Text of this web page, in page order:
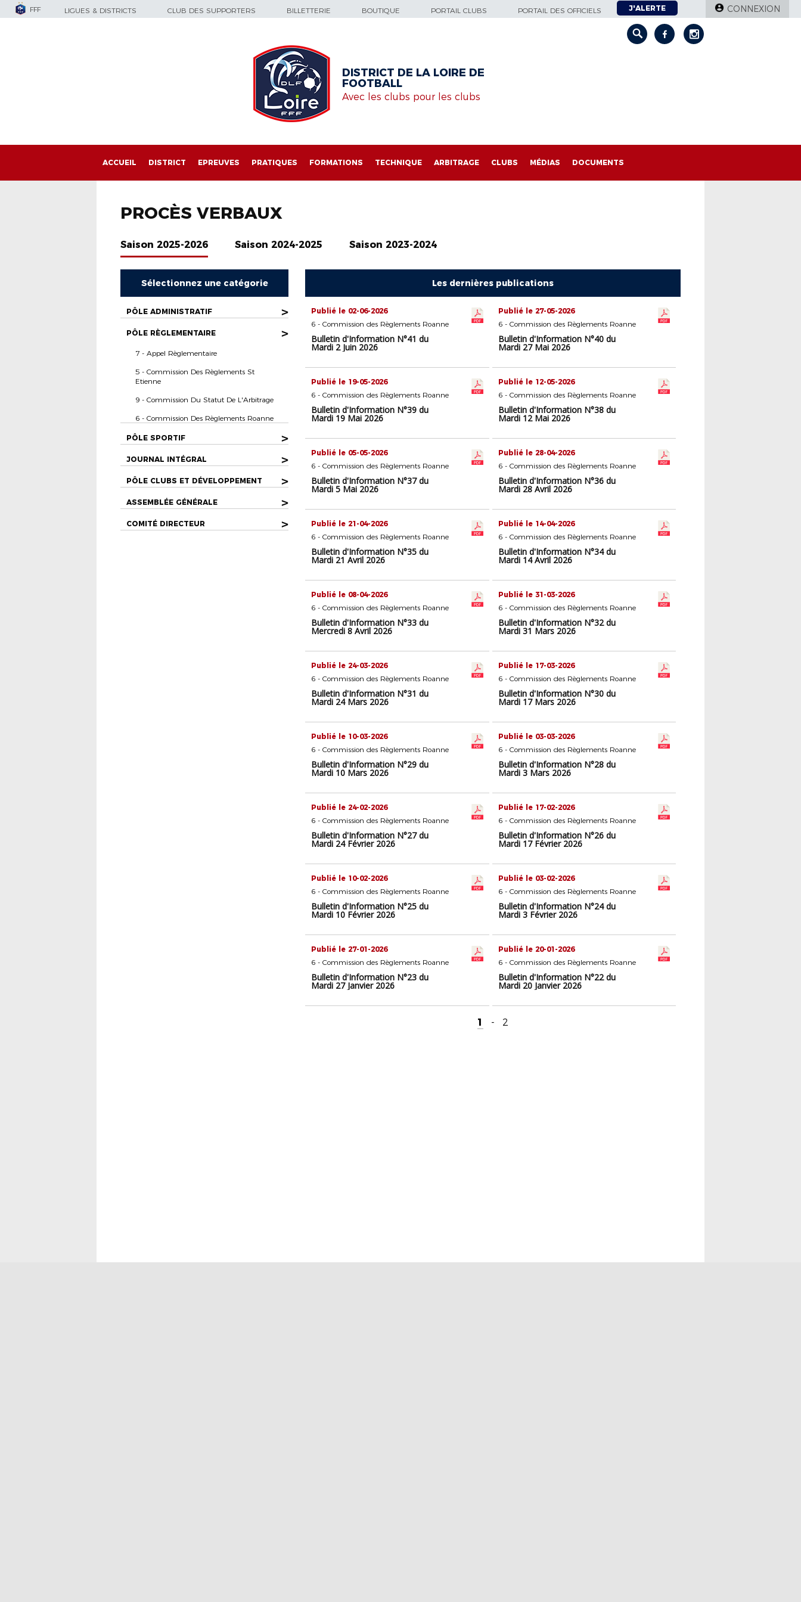
FFF LIGUES & DISTRICTS CLUB DES SUPPORTERS BILLETTERIE BOUTIQUE PORTAIL CLUBS PORTAIL DES OFFICIELS J'ALERTE CONNEXION
DISTRICT DE LA LOIRE DE
FOOTBALL
Avec les clubs pour les clubs
ACCUEIL DISTRICT EPREUVES PRATIQUES FORMATIONS TECHNIQUE ARBITRAGE CLUBS MÉDIAS DOCUMENTS
PROCÈS VERBAUX
Saison 2025-2026 Saison 2024-2025 Saison 2023-2024
Sélectionnez une catégorie
PÔLE ADMINISTRATIF >
PÔLE RÈGLEMENTAIRE >
7 - Appel Règlementaire
5 - Commission Des Règlements St
Etienne
9 - Commission Du Statut De L'Arbitrage
6 - Commission Des Règlements Roanne
PÔLE SPORTIF >
JOURNAL INTÉGRAL >
PÔLE CLUBS ET DÉVELOPPEMENT >
ASSEMBLÉE GÉNÉRALE >
COMITÉ DIRECTEUR >
Les dernières publications
Publié le 02-06-2026
6 - Commission des Règlements Roanne
Bulletin d'Information N°41 du
Mardi 2 Juin 2026
Publié le 27-05-2026
6 - Commission des Règlements Roanne
Bulletin d'Information N°40 du
Mardi 27 Mai 2026
Publié le 19-05-2026
6 - Commission des Règlements Roanne
Bulletin d'Information N°39 du
Mardi 19 Mai 2026
Publié le 12-05-2026
6 - Commission des Règlements Roanne
Bulletin d'Information N°38 du
Mardi 12 Mai 2026
Publié le 05-05-2026
6 - Commission des Règlements Roanne
Bulletin d'Information N°37 du
Mardi 5 Mai 2026
Publié le 28-04-2026
6 - Commission des Règlements Roanne
Bulletin d'Information N°36 du
Mardi 28 Avril 2026
Publié le 21-04-2026
6 - Commission des Règlements Roanne
Bulletin d'Information N°35 du
Mardi 21 Avril 2026
Publié le 14-04-2026
6 - Commission des Règlements Roanne
Bulletin d'Information N°34 du
Mardi 14 Avril 2026
Publié le 08-04-2026
6 - Commission des Règlements Roanne
Bulletin d'Information N°33 du
Mercredi 8 Avril 2026
Publié le 31-03-2026
6 - Commission des Règlements Roanne
Bulletin d'Information N°32 du
Mardi 31 Mars 2026
Publié le 24-03-2026
6 - Commission des Règlements Roanne
Bulletin d'Information N°31 du
Mardi 24 Mars 2026
Publié le 17-03-2026
6 - Commission des Règlements Roanne
Bulletin d'Information N°30 du
Mardi 17 Mars 2026
Publié le 10-03-2026
6 - Commission des Règlements Roanne
Bulletin d'Information N°29 du
Mardi 10 Mars 2026
Publié le 03-03-2026
6 - Commission des Règlements Roanne
Bulletin d'Information N°28 du
Mardi 3 Mars 2026
Publié le 24-02-2026
6 - Commission des Règlements Roanne
Bulletin d'Information N°27 du
Mardi 24 Février 2026
Publié le 17-02-2026
6 - Commission des Règlements Roanne
Bulletin d'Information N°26 du
Mardi 17 Février 2026
Publié le 10-02-2026
6 - Commission des Règlements Roanne
Bulletin d'Information N°25 du
Mardi 10 Février 2026
Publié le 03-02-2026
6 - Commission des Règlements Roanne
Bulletin d'Information N°24 du
Mardi 3 Février 2026
Publié le 27-01-2026
6 - Commission des Règlements Roanne
Bulletin d'Information N°23 du
Mardi 27 Janvier 2026
Publié le 20-01-2026
6 - Commission des Règlements Roanne
Bulletin d'Information N°22 du
Mardi 20 Janvier 2026
1 - 2